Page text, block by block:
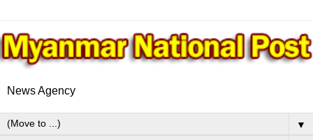
News Agency
▼